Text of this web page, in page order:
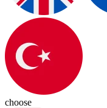
choose